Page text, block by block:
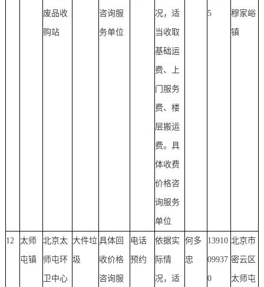
废品收
购站
咨询服
务单位
况，适
当收取
基础运
费、上
门服务
费、楼
层搬运
费。具
体收费
价格咨
询服务
单位
5 穆家峪
镇
12 太师
屯镇
北京太
师屯环
卫中心
大件垃
圾
具体回
收价格
咨询服
电话
预约
依据实
际情
况，适
何多
忠
13910
09937
0
北京市
密云区
太师屯